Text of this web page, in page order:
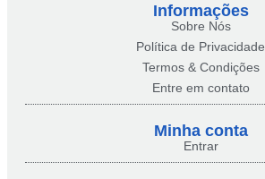
Informações
Sobre Nós
Política de Privacidade
Termos & Condições
Entre em contato
Minha conta​
Entrar